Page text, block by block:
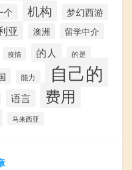
个 机构 梦幻西游
亚 澳洲 留学中介
疫情 的人 的是
能力 自己的
语言 费用
马来西亚